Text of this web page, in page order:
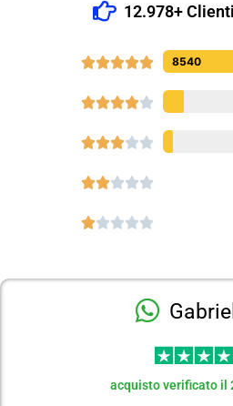
12.978+
 8540




acquisto verificato il